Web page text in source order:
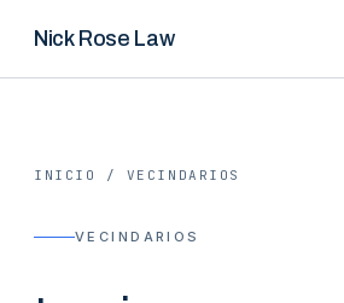
Nick Rose Law
INICIO / VECINDARIOS
VECINDARIOS